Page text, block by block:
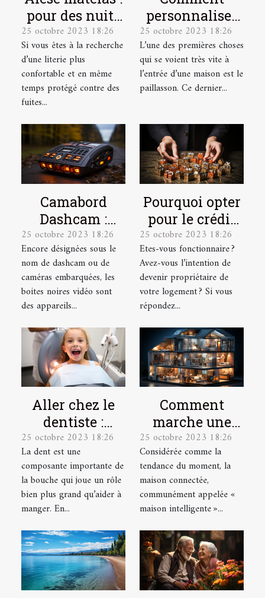
pour des nuits
plus
confortables et
plus douces !
25 octobre 2023 18:26
Si vous êtes à la recherche
d’une literie plus
confortable et en même
temps protégé contre des
fuites...
personnaliser
votre
paillasson ?
25 octobre 2023 18:26
L’une des premières choses
qui se voient très vite à
l’entrée d’une maison est le
paillasson. Ce dernier...
Camabord
Dashcam :
Qu’est-ce
qu’une boite
noire vidéo ?
25 octobre 2023 18:26
Encore désignées sous le
nom de dashcam ou de
caméras embarquées, les
boites noires vidéo sont
des appareils...
Pourquoi opter
pour le crédit
immobilier en
tant que
fonctionnaire ?
25 octobre 2023 18:26
Etes-vous fonctionnaire ?
Avez-vous l’intention de
devenir propriétaire de
votre logement ? Si vous
répondez...
Aller chez le
dentiste :
parlons-en !
25 octobre 2023 18:26
La dent est une
composante importante de
la bouche qui joue un rôle
bien plus grand qu’aider à
manger. En...
Comment
marche une
maison
connectée ?
25 octobre 2023 18:26
Considérée comme la
tendance du moment, la
maison connectée,
communément appelée «
maison intelligente »...